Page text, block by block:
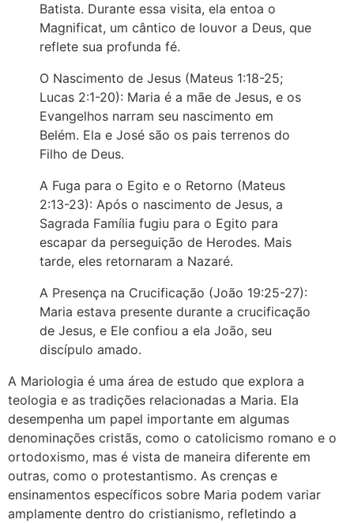
Batista. Durante essa visita, ela entoa o
Magnificat, um cântico de louvor a Deus, que
reflete sua profunda fé.
O Nascimento de Jesus (Mateus 1:18-25;
Lucas 2:1-20): Maria é a mãe de Jesus, e os
Evangelhos narram seu nascimento em
Belém. Ela e José são os pais terrenos do
Filho de Deus.
A Fuga para o Egito e o Retorno (Mateus
2:13-23): Após o nascimento de Jesus, a
Sagrada Família fugiu para o Egito para
escapar da perseguição de Herodes. Mais
tarde, eles retornaram a Nazaré.
A Presença na Crucificação (João 19:25-27):
Maria estava presente durante a crucificação
de Jesus, e Ele confiou a ela João, seu
discípulo amado.
A Mariologia é uma área de estudo que explora a
teologia e as tradições relacionadas a Maria. Ela
desempenha um papel importante em algumas
denominações cristãs, como o catolicismo romano e o
ortodoxismo, mas é vista de maneira diferente em
outras, como o protestantismo. As crenças e
ensinamentos específicos sobre Maria podem variar
amplamente dentro do cristianismo, refletindo a